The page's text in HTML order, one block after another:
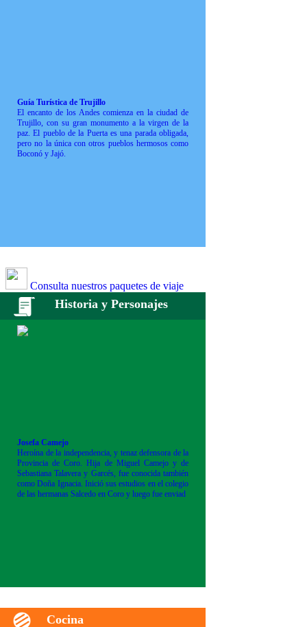
Guía Turística de Trujillo
El encanto de los Andes comienza en la ciudad de
Trujillo, con su gran monumento a la virgen de la
paz. El pueblo de la Puerta es una parada obligada,
pero no la única con otros pueblos hermosos como
Boconó y Jajó.
Consulta nuestros paquetes de viaje
Historia y Personajes
Josefa Camejo
Heroína de la independencia, y tenaz defensora de la
Provincia de Coro. Hija de Miguel Camejo y de
Sebastiana Talavera y Garcés, fue conocida también
como Doña Ignacia. Inició sus estudios en el colegio
de las hermanas Salcedo en Coro y luego fue enviad
Cocina